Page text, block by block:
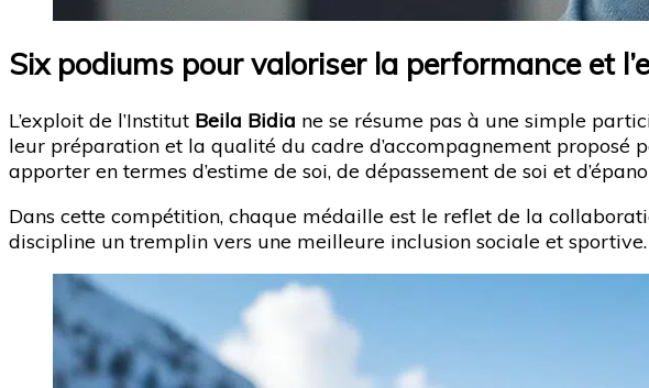
Six podiums pour valoriser la performance et
L’exploit de l’Institut Beila Bidia ne se résume pas à une simple
leur préparation et la qualité du cadre d’accompagnement
apporter en termes d’estime de soi, de dépassement de soi et
Dans cette compétition, chaque médaille est le reflet de la
discipline un tremplin vers une meilleure inclusion sociale et sportive.